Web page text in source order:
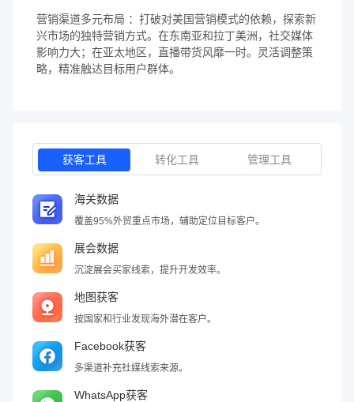
营销渠道多元布局 ：打破对美国营销模式的依赖，探索新
兴市场的独特营销方式。在东南亚和拉丁美洲，社交媒体
影响力大；在亚太地区，直播带货风靡一时。灵活调整策
略，精准触达目标用户群体。
获客工具 转化工具 管理工具
海关数据
覆盖95%外贸重点市场，辅助定位目标客户。
展会数据
沉淀展会买家线索，提升开发效率。
地图获客
按国家和行业发现海外潜在客户。
Facebook获客
多渠道补充社媒线索来源。
WhatsApp获客